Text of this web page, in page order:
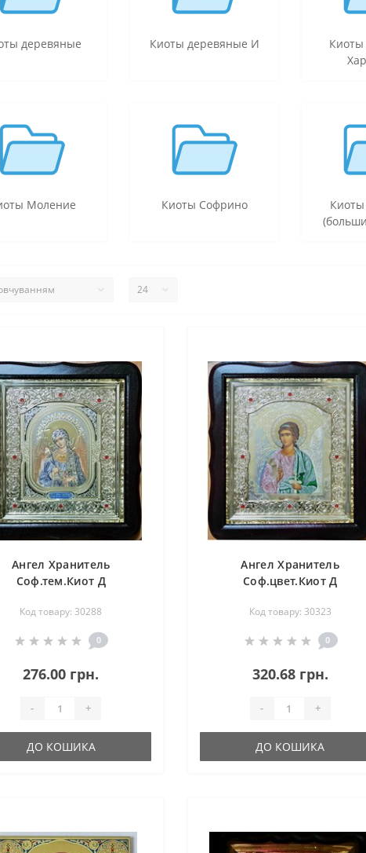
деревяные Киоты деревяные И
Киоты
Моление Киоты Софрино
Ангел Хранитель
Соф.тем.Киот Д
15х18 20ф с камнями
Код товару: 30288
0
276.00 грн.
- +
ДО КОШИКА
Ангел Хранитель
Соф.цвет.Киот Д
15х18 20ф с камнями
Код товару: 30323
0
320.68 грн.
- +
ДО КОШИКА